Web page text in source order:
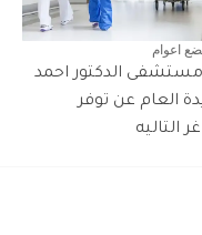
اعوام
الدكتور احمد
العام عن توفر
التاليه